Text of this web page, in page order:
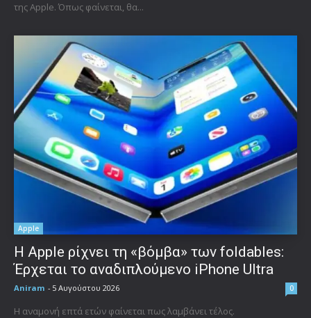
της Apple. Όπως φαίνεται, θα...
Apple
Η Apple ρίχνει τη «βόμβα» των foldables:
Έρχεται το αναδιπλούμενο iPhone Ultra
Aniram - 5 Αυγούστου 2026 0
Η αναμονή επτά ετών φαίνεται πως λαμβάνει τέλος.